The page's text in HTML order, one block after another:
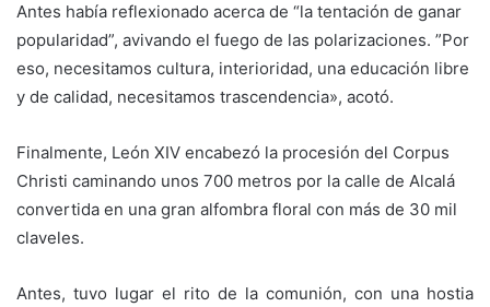
Antes había reflexionado acerca de “la tentación de ganar
popularidad”, avivando el fuego de las polarizaciones. ”Por
eso, necesitamos cultura, interioridad, una educación libre
y de calidad, necesitamos trascendencia», acotó.
Finalmente, León XIV encabezó la procesión del Corpus
Christi caminando unos 700 metros por la calle de Alcalá
convertida en una gran alfombra floral con más de 30 mil
claveles.
Antes, tuvo lugar el rito de la comunión, con una hostia